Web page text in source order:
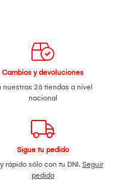
Cambios y devoluciones
nuestras 26 tiendas a nivel
nacional
Sigue tu pedido
rápido sólo con tu DNI. Seguir
pedido